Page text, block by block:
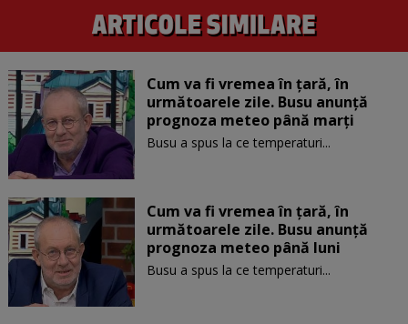
Cum va fi vremea în țară, în
următoarele zile. Busu anunță
prognoza meteo până marți
Busu a spus la ce temperaturi...
Cum va fi vremea în țară, în
următoarele zile. Busu anunță
prognoza meteo până luni
Busu a spus la ce temperaturi...